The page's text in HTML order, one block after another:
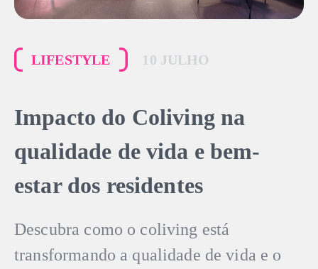
LIFESTYLE 10 JULHO
Impacto do Coliving na
qualidade de vida e bem-
estar dos residentes
Descubra como o coliving está
transformando a qualidade de vida e o